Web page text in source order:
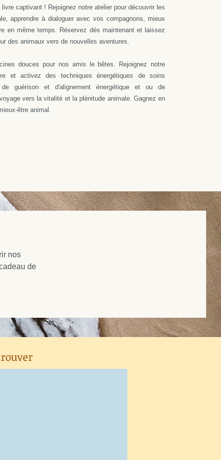
captivant ! Rejoignez notre atelier pour découvrir les
apprendre à dialoguer avec vos compagnons, mieux
en même temps. Réservez dès maintenant et laissez
des animaux vers de nouvelles aventures.
douces pour nos amis le bêtes. Rejoignez notre
et activez des techniques énergétiques de soins
guérison et d'alignement énergétique et ou de
vers la vitalité et la plénitude animale. Gagnez en
être animal.
nos
de